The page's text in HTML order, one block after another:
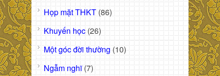
Họp mặt THKT (86)
Khuyến học (26)
Một góc đời thường (10)
Ngẫm nghĩ(7)